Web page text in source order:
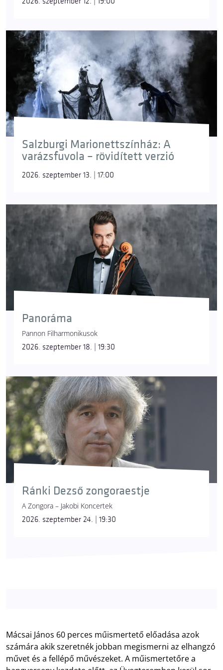
Salzburgi Marionettszínház: A
varázsfuvola – rövidített verzió
2026. szeptember 13. | 17:00
Panoráma
Pannon Filharmonikusok
2026. szeptember 18. | 19:30
Ránki Dezső zongoraestje
A Zongora – Jakobi Koncertek
2026. szeptember 24. | 19:30
Mácsai János 60 perces műismertető előadása azok
számára akik szeretnék jobban megismerni az elhangzó
művet és a fellépő művészeket. A műismertetőre a